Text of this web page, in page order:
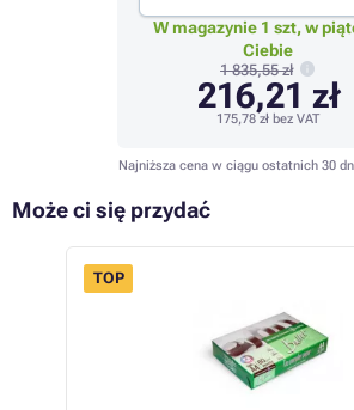
W magazynie 1 szt, w
Ciebie
1 835,55 zł
216,21 zł
175,78 zł bez VAT
Najniższa cena w ciągu ostatnich 30
Może ci się przydać
TOP